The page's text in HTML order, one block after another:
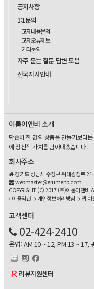
공지사항
1:1문의
교재내용문의
교재오류제보
기타문의
자주 묻는 질문 답변 모음
전국지사안내
이룸이앤비 소개
단순히 한 권의 상품을 만들기보다
에 정신적 가치를 담아내겠습니다.
회사주소
경기도 성남시 수정구 위례광장로
webmaster@erumenb.com
COPYRIGHT (C) 2017 (주)이룸이앤비
이용약관
개인정보처리방침 앱 이
고객센터
02-424-2410
운영: AM 10 ~ 12, PM 13 ~ 17,
리뷰지원센터